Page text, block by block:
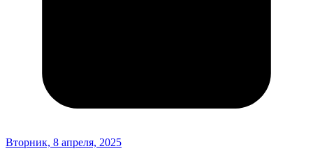
Вторник, 8 апреля, 2025